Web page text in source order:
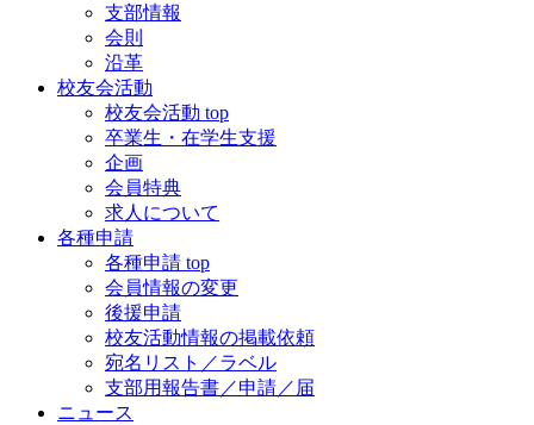
支部情報
会則
沿革
校友会活動
校友会活動 top
卒業生・在学生支援
企画
会員特典
求人について
各種申請
各種申請 top
会員情報の変更
後援申請
校友活動情報の掲載依頼
宛名リスト／ラベル
支部用報告書／申請／届
ニュース